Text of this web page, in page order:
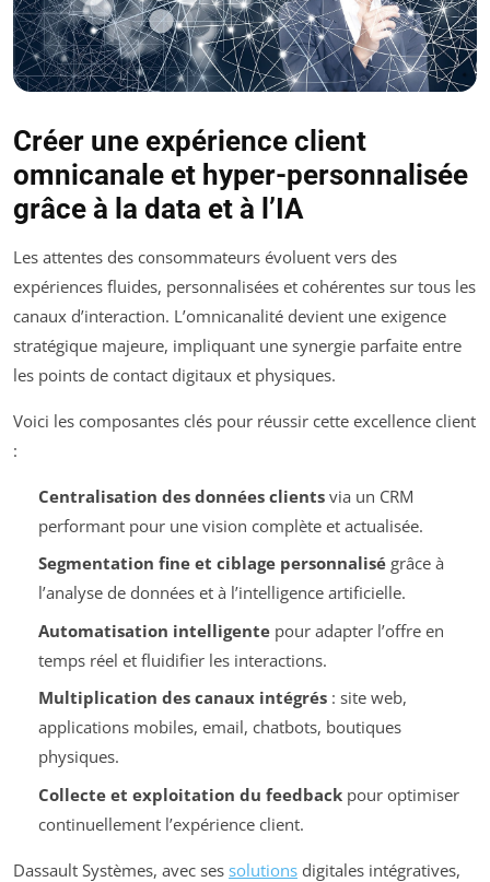
Créer une expérience client
omnicanale et hyper-personnalisée
grâce à la data et à l’IA
Les attentes des consommateurs évoluent vers des
expériences fluides, personnalisées et cohérentes sur tous les
canaux d’interaction. L’omnicanalité devient une exigence
stratégique majeure, impliquant une synergie parfaite entre
les points de contact digitaux et physiques.
Voici les composantes clés pour réussir cette excellence client
:
Centralisation des données clientsvia un CRM
performant pour une vision complète et actualisée.
Segmentation fine et ciblage personnaliségrâce à
l’analyse de données et à l’intelligence artificielle.
Automatisation intelligentepour adapter l’offre en
temps réel et fluidifier les interactions.
Multiplication des canaux intégrés: site web,
applications mobiles, email, chatbots, boutiques
physiques.
Collecte et exploitation du feedbackpour optimiser
continuellement l’expérience client.
Dassault Systèmes, avec ses solutions digitales intégratives,